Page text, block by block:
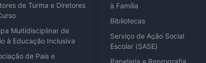
de Turma e Diretores
Multidisciplinar de
à Educação Inclusiva
de Pais e
à Família
Bibliotecas
Serviço de Ação Social
Escolar (SASE)
Papelaria e Reprografia
fase